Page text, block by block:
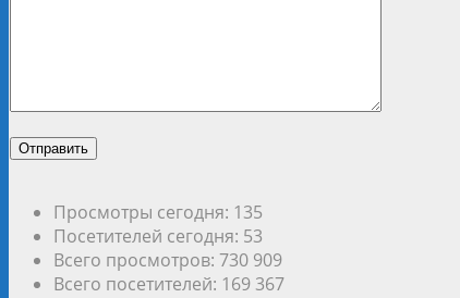
Просмотры сегодня: 135
Посетителей сегодня: 53
Всего просмотров: 730 909
Всего посетителей: 169 367